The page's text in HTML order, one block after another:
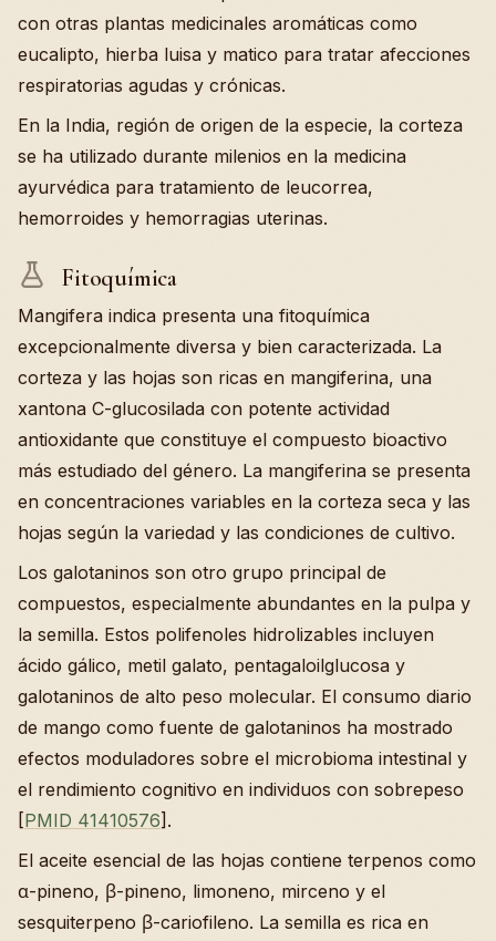
con otras plantas medicinales aromáticas como
eucalipto, hierba luisa y matico para tratar afecciones
respiratorias agudas y crónicas.
En la India, región de origen de la especie, la corteza
se ha utilizado durante milenios en la medicina
ayurvédica para tratamiento de leucorrea,
hemorroides y hemorragias uterinas.
Fitoquímica
Mangifera indica presenta una fitoquímica
excepcionalmente diversa y bien caracterizada. La
corteza y las hojas son ricas en mangiferina, una
xantona C-glucosilada con potente actividad
antioxidante que constituye el compuesto bioactivo
más estudiado del género. La mangiferina se presenta
en concentraciones variables en la corteza seca y las
hojas según la variedad y las condiciones de cultivo.
Los galotaninos son otro grupo principal de
compuestos, especialmente abundantes en la pulpa y
la semilla. Estos polifenoles hidrolizables incluyen
ácido gálico, metil galato, pentagaloilglucosa y
galotaninos de alto peso molecular. El consumo diario
de mango como fuente de galotaninos ha mostrado
efectos moduladores sobre el microbioma intestinal y
el rendimiento cognitivo en individuos con sobrepeso
[PMID 41410576].
El aceite esencial de las hojas contiene terpenos como
α-pineno, β-pineno, limoneno, mirceno y el
sesquiterpeno β-cariofileno. La semilla es rica en